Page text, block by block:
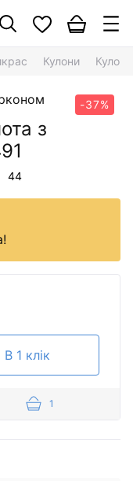
Кулони Кулон
-37%
з
44
В 1 клік
1